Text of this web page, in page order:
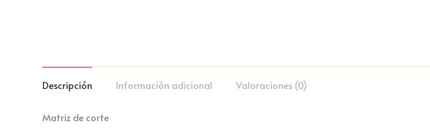
Descripción Información adicional Valoraciones (0)
Matriz de corte